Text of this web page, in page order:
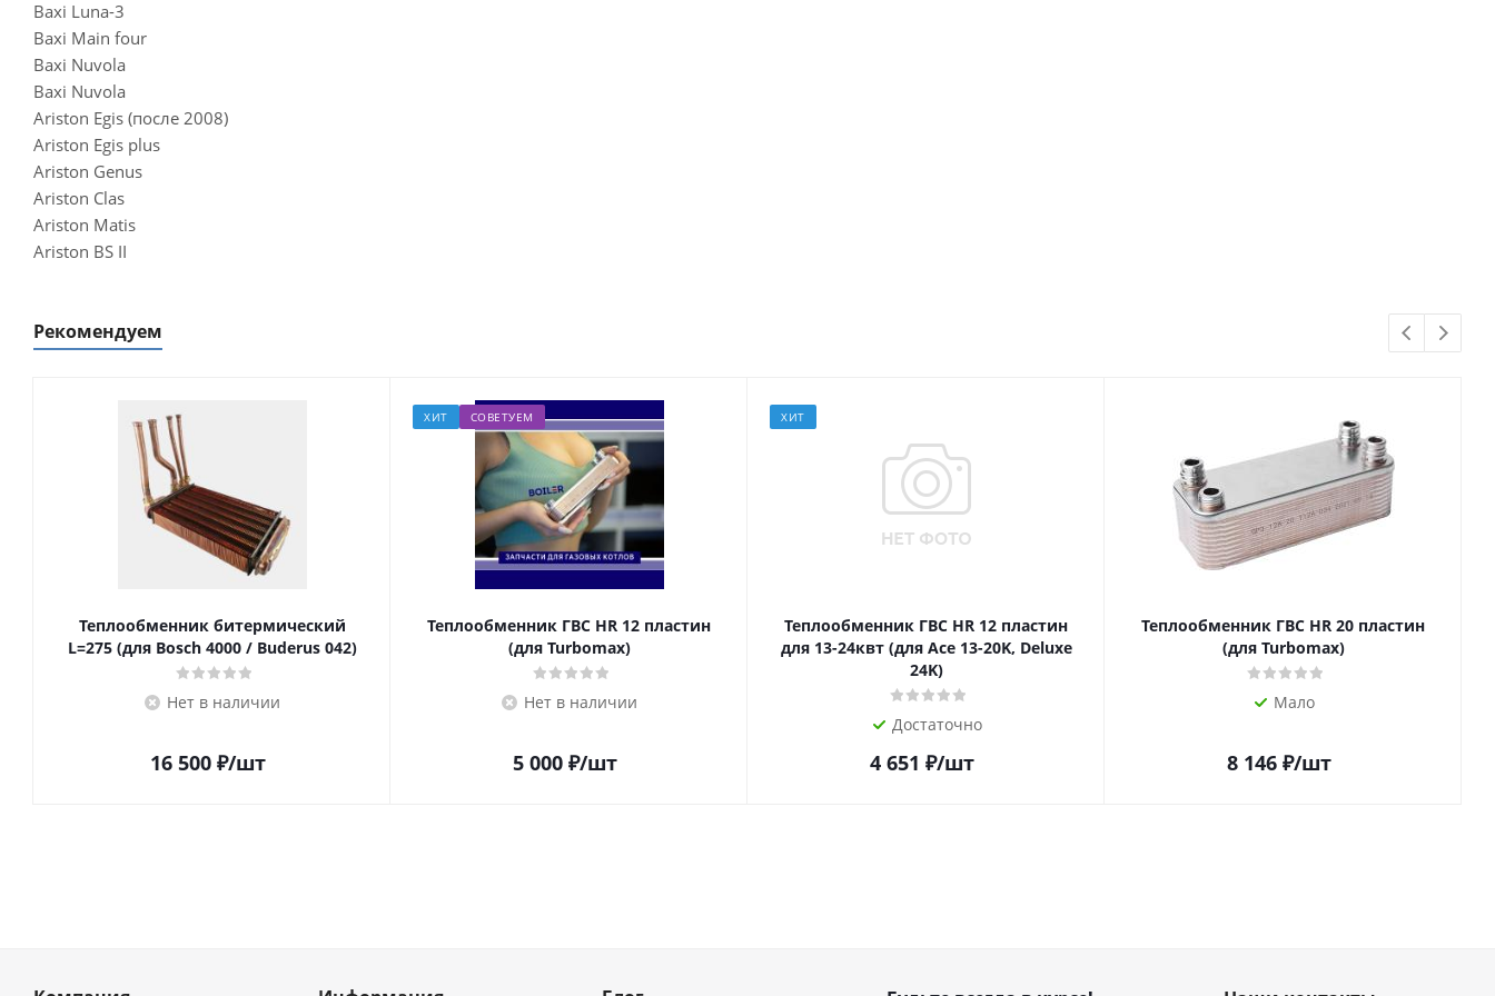
Baxi Luna-3
Baxi Main four
Baxi Nuvola
Baxi Nuvola
Ariston Egis (после 2008)
Ariston Egis plus
Ariston Genus
Ariston Clas
Ariston Matis
Ariston BS II
Рекомендуем
Теплообменник битермический
L=275 (для Bosch 4000 / Buderus 042)
Нет в наличии
16 500 ₽/шт
ХИТ СОВЕТУЕМ
Теплообменник ГВС HR 12 пластин
(для Turbomax)
Нет в наличии
5 000 ₽/шт
ХИТ
Теплообменник ГВС HR 12 пластин
для 13-24квт (для Ace 13-20K, Deluxe
24K)
Достаточно
4 651 ₽/шт
Теплообменник ГВС HR 20 пластин
(для Turbomax)
Мало
8 146 ₽/шт